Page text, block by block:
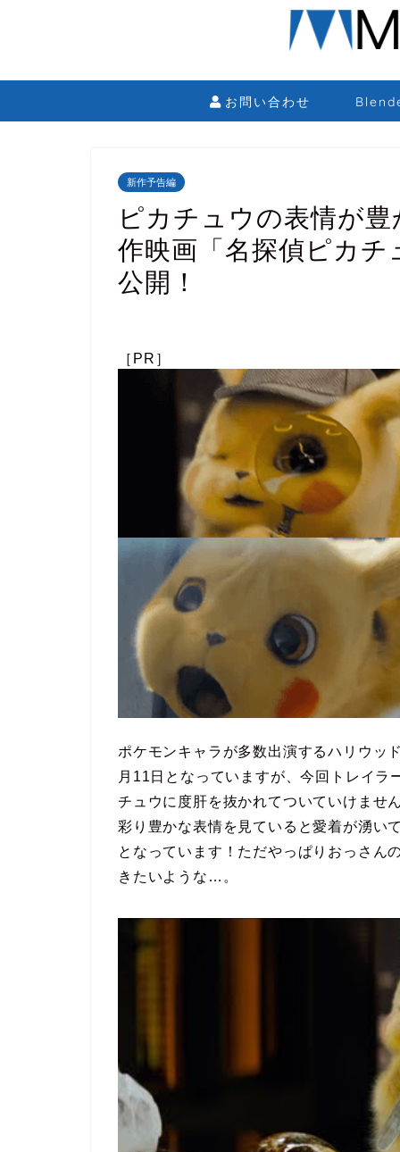
お問い合わせ
新作予告編
ピカチュウの表情が
作映画「名探偵ピカ
公開！
［PR］
ポケモンキャラが多数出演するハリウッ
月11日となっていますが、今回トレイ
チュウに度肝を抜かれてついていけませ
彩り豊かな表情を見ていると愛着が湧い
となっています！ただやっぱりおっさん
きたいような…。